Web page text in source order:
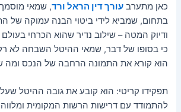
כאן מתערבעורך דין הראל ורד, שמאי
בתחום, שמביא לידי ביטוי הבנה עמוקה של
ודיוק המטה – שילוב נדיר שהוא הכרחי
כי בסופו של דבר, שמאי ההיטל השבחה לא
הוא קורא את התמונה הרחבה של הנכס ומה
תפקידו קריטי: הוא קובע את גובה ההיטל
להתמודד עם דרישות הרשות המקומית